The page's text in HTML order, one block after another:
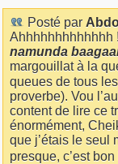
Posté par
Ahhhhhhhhhhhhh
namunda
margouillat à la
queues de tous
proverbe). Vou
content de lire ce
énormément,
que j’étais le seul
presque, c’est bon